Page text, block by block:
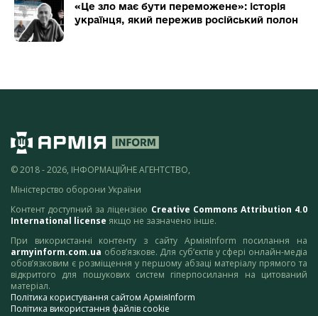
«Це зло має бути переможене»: історія
українця, який пережив російський полон
© 2018 - 2026, ІНФОРМАЦІЙНЕ АГЕНТСТВО,
Міністерство оборони України
Контент доступний за ліцензією Creative Commons Attribution 4.0
International license якщо не зазначено інше.
При використанні контенту з сайту АрміяInform посилання на
armyinform.com.ua обов’язкове. Для суб’єктів у сфері онлайн-медіа
обов’язковим є розміщення у першому абзаці матеріалу прямого та
відкритого для пошукових систем гіперпосилання на цитований
матеріал.
Політика користування сайтом АрміяInform
Політика використання файлів cookie